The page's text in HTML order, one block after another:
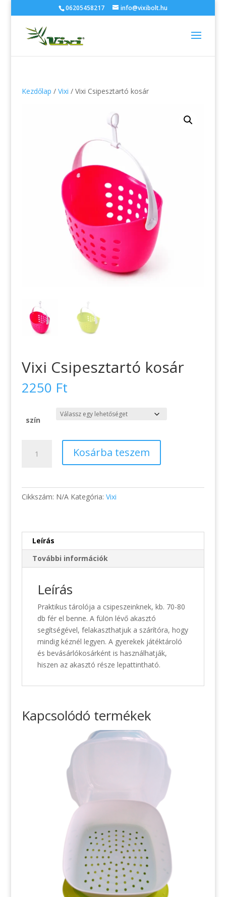
06205458217 info@vixibolt.hu
Kezdőlap / Vixi / Vixi Csipesztartó kosár
Vixi Csipesztartó kosár
2250 Ft
szín
Csipesztartó
Kosárba teszem
Cikkszám: N/A Kategória: Vixi
Leírás
További információk
Leírás
Praktikus tárolója a csipeszeinknek, kb. 70-80
db fér el benne. A fülön lévő akasztó
segítségével, felakaszthatjuk a szárítóra, hogy
mindig kéznél legyen. A gyerekek játéktároló
és bevásárlókosárként is használhatják,
hiszen az akasztó része lepattintható.
Kapcsolódó termékek